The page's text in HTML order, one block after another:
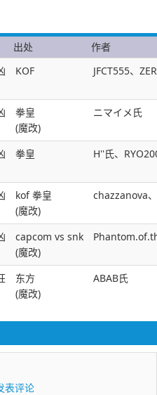
出处
作者
KOF JFCT555、
拳皇
(魔改)
ニマイメ氏
拳皇 H''氏、
kof 拳皇
(魔改)
chazzanova
capcom vs snk
(魔改)
东方
(魔改)
ABAB氏
表评论